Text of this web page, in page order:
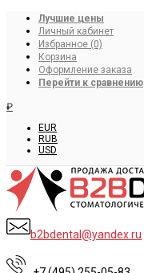
Лучшие цены
Личный кабинет
Избранное (0)
Корзина
Оформление заказа
Перейти к сравнению
₽
EUR
RUB
USD
b2bdental@yandex.ru